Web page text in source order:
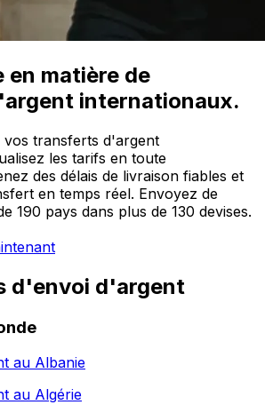
en matière de
internationaux.
vos transferts d'argent
les tarifs en toute
des délais de livraison fiables et
en temps réel. Envoyez de
190 pays dans plus de 130 devises.
d'envoi d'argent
au Albanie
au Algérie